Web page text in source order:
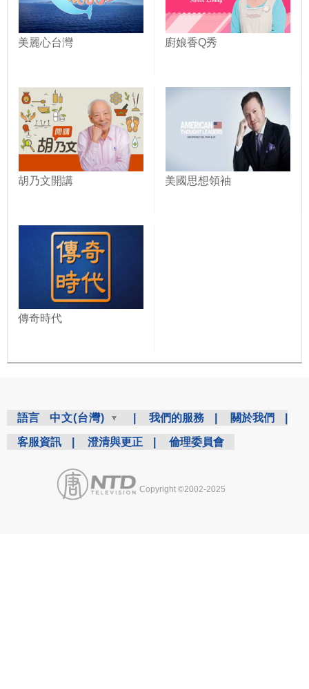
美麗心台灣 廚娘香Q秀
胡乃文開講 美國思想領袖
傳奇時代
語言 中文(台灣) 我們的服務 關於我們
客服資訊 澄清與更正 倫理委員會
Copyright ©2002-2025